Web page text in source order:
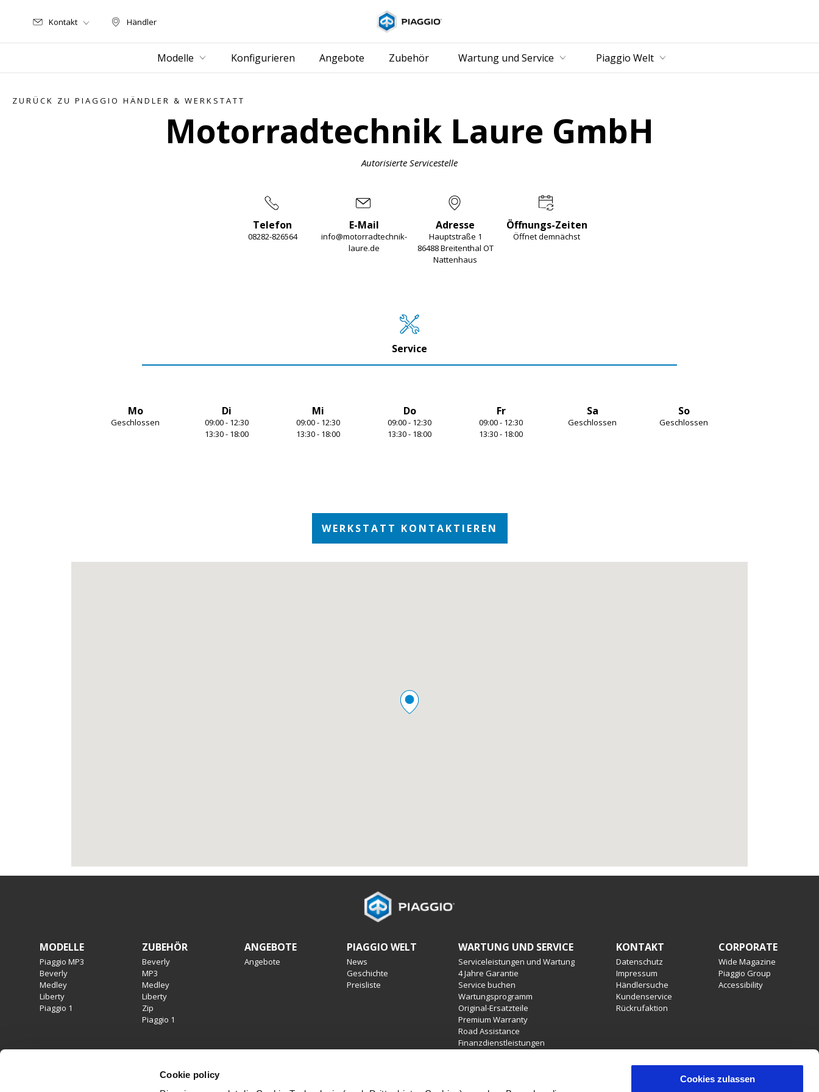
Cookie policy
Cookies zulassen
Händler
Händler
Kontakt
Modelle Konfigurieren Angebote Zubehör Wartung und Service Piaggio Welt
ZURÜCK ZU PIAGGIO HÄNDLER & WERKSTATT
Motorradtechnik Laure GmbH
Autorisierte Servicestelle
Telefon
08282-826564
E-Mail
info@motorradtechnik-
laure.de
Adresse
Hauptstraße 1
86488 Breitenthal OT
Nattenhaus
Öffnungs-Zeiten
Öffnet demnächst
Service
Mo
Geschlossen
Di
09:00 - 12:30
13:30 - 18:00
Mi
09:00 - 12:30
13:30 - 18:00
Do
09:00 - 12:30
13:30 - 18:00
Fr
09:00 - 12:30
13:30 - 18:00
Sa
Geschlossen
So
Geschlossen
WERKSTATT KONTAKTIEREN
MODELLE
Piaggio MP3
Beverly
Medley
Liberty
Piaggio 1
ZUBEHÖR
Beverly
MP3
Medley
Liberty
Zip
Piaggio 1
ANGEBOTE
Angebote
PIAGGIO WELT
News
Geschichte
Preisliste
WARTUNG UND SERVICE
Serviceleistungen und Wartung
4 Jahre Garantie
Service buchen
Wartungsprogramm
Original-Ersatzteile
Premium Warranty
Road Assistance
Finanzdienstleistungen
KONTAKT
Datenschutz
Impressum
Händlersuche
Kundenservice
Rückrufaktion
CORPORATE
Wide Magazine
Piaggio Group
Accessibility